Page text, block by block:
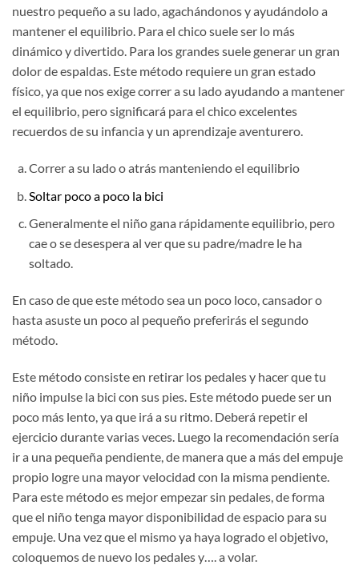
nuestro pequeño a su lado, agachándonos y ayudándolo a
mantener el equilibrio. Para el chico suele ser lo más
dinámico y divertido. Para los grandes suele generar un gran
dolor de espaldas. Este método requiere un gran estado
físico, ya que nos exige correr a su lado ayudando a mantener
el equilibrio, pero significará para el chico excelentes
recuerdos de su infancia y un aprendizaje aventurero.
Correr a su lado o atrás manteniendo el equilibrio
Soltar poco a poco la bici
Generalmente el niño gana rápidamente equilibrio, pero
cae o se desespera al ver que su padre/madre le ha
soltado.
En caso de que este método sea un poco loco, cansador o
hasta asuste un poco al pequeño preferirás el segundo
método.
Este método consiste en retirar los pedales y hacer que tu
niño impulse la bici con sus pies. Este método puede ser un
poco más lento, ya que irá a su ritmo. Deberá repetir el
ejercicio durante varias veces. Luego la recomendación sería
ir a una pequeña pendiente, de manera que a más del empuje
propio logre una mayor velocidad con la misma pendiente.
Para este método es mejor empezar sin pedales, de forma
que el niño tenga mayor disponibilidad de espacio para su
empuje. Una vez que el mismo ya haya logrado el objetivo,
coloquemos de nuevo los pedales y…. a volar.